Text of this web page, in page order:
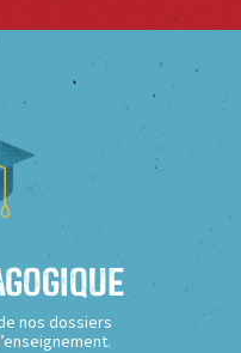
nos dossiers